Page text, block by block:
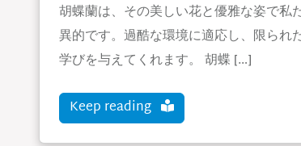
胡蝶蘭は、その美しい花と優雅な姿で
異的です。過酷な環境に適応し、限ら
学びを与えてくれます。 胡蝶 […]
Keep reading